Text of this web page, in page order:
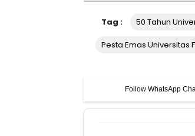
Tag : 50 Tahun
Pesta Emas Universitas
Follow WhatsApp